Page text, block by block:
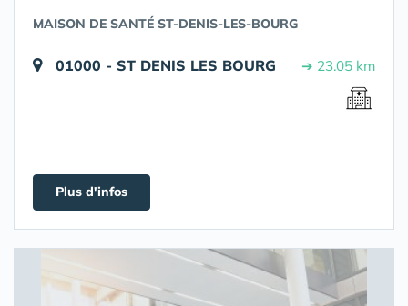
MAISON DE SANTÉ ST-DENIS-LES-BOURG
01000 - ST DENIS LES BOURG ➔ 23.05 km
Plus d'infos